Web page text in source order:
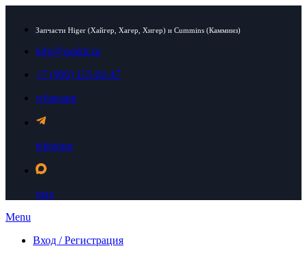
Запчасти Higer (Хайгер, Хагер, Хигер) и Cummins (Камминз)
info@zapkit.ru
+7 (906) 115-02-47
whatsapp
telegram
max
Menu
Вход / Регистрация